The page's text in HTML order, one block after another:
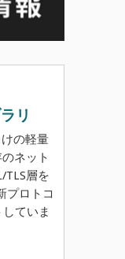
リ
の軽量
ネット
TLS層を
プロトコ
ていま